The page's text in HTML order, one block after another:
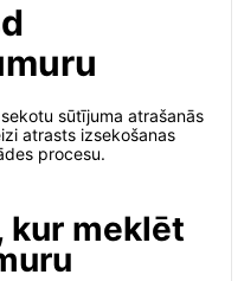
sūtījuma atrašanās
atrasts izsekošanas
procesu.
kur meklēt